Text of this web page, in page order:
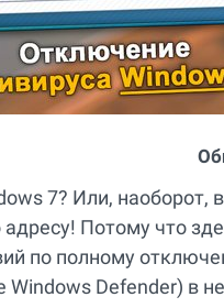
7? Или, наоборот,
Потому что
по полному
Defender) в